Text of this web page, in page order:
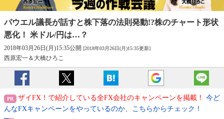
パウエル議長が話すと株下落の法則発動!?株のチャート形状
悪化！ 米ドル/円は…？
2018年03月26日(月)15:35公開 [2018年03月26日(月)15:35更新]
西原宏一＆大橋ひろこ
ザイFX！で紹介している全FX会社のキャンペーンを掲載！
今ど
んなFXキャンペーンをやっているのか、こちらからチェック！